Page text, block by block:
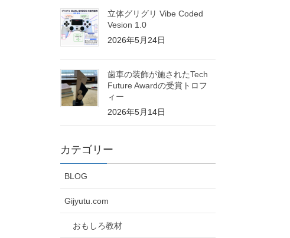
立体グリグリ Vibe Coded
Vesion 1.0
2026年5月24日
歯車の装飾が施されたTech
Future Awardの受賞トロフ
ィー
2026年5月14日
カテゴリー
BLOG
Gijyutu.com
おもしろ教材